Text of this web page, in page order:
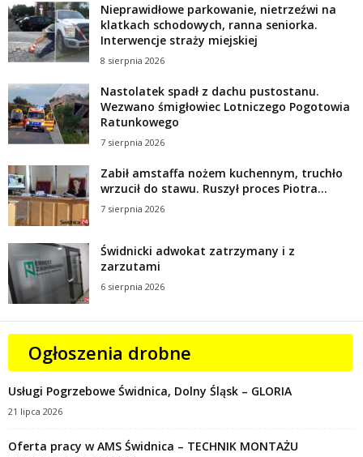
Nieprawidłowe parkowanie, nietrzeźwi na
klatkach schodowych, ranna seniorka.
Interwencje straży miejskiej
8 sierpnia 2026
Nastolatek spadł z dachu pustostanu.
Wezwano śmigłowiec Lotniczego Pogotowia
Ratunkowego
7 sierpnia 2026
Zabił amstaffa nożem kuchennym, truchło
wrzucił do stawu. Ruszył proces Piotra...
7 sierpnia 2026
Świdnicki adwokat zatrzymany i z
zarzutami
6 sierpnia 2026
Ogłoszenia drobne
Usługi Pogrzebowe Świdnica, Dolny Śląsk – GLORIA
21 lipca 2026
Oferta pracy w AMS Świdnica – TECHNIK MONTAŻU